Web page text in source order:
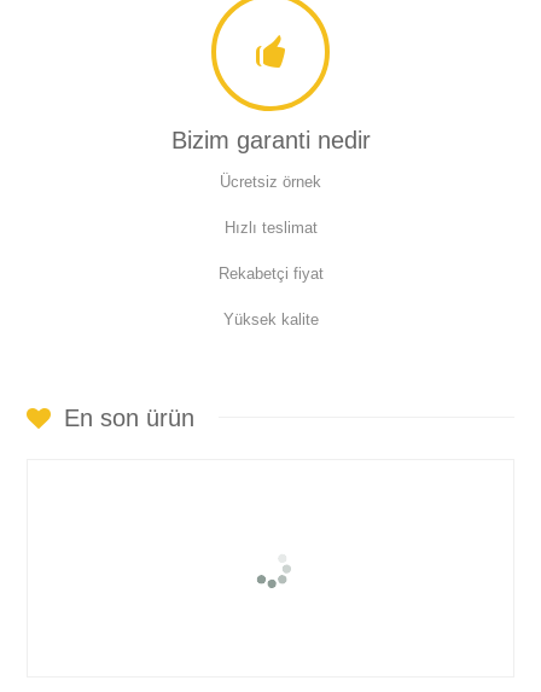
Bizim garanti nedir
Ücretsiz örnek
Hızlı teslimat
Rekabetçi fiyat
Yüksek kalite
En son ürün